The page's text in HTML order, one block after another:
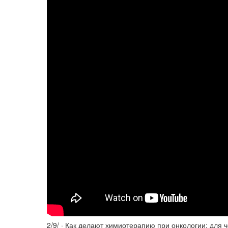
2/9/ · Как делают химиотерапию при онкологии: для